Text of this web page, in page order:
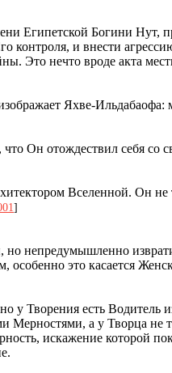
Египетской Богини Нут,
и внести
Это нечто вроде акта
Яхве-
Он отождествил себя со
Вселенной. Он не
]
но непредумышленно
особенно это касается
у Творения есть
а у Творца не
искажение которой